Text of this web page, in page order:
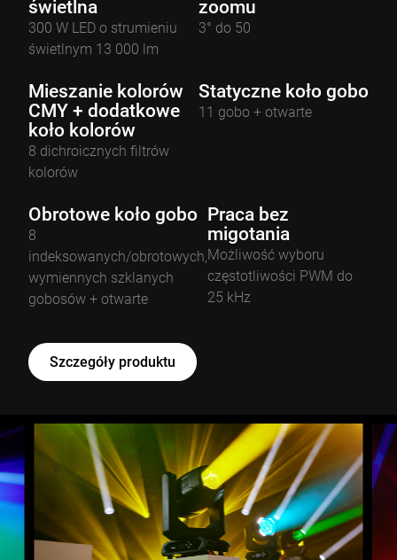
świetlna
300 W LED o strumieniu
świetlnym 13 000 lm
zoomu
3° do 50
Mieszanie kolorów
CMY + dodatkowe
koło kolorów
8 dichroicznych filtrów
kolorów
Statyczne koło gobo
11 gobo + otwarte
Obrotowe koło gobo
8
indeksowanych/obrotowych,
wymiennych szklanych
gobosów + otwarte
Praca bez
migotania
Możliwość wyboru
częstotliwości PWM do
25 kHz
Szczegóły produktu